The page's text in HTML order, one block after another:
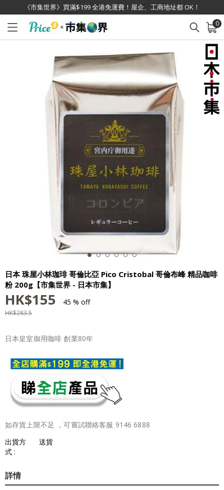
《市集世界》買滿$199 全港免運費！屋企、工商地址都 OK！
0
已加入購物車 查看
日本 珠屋小林珈琲 哥倫比亞 Pico Cristobal 哥倫布峰 精品咖啡
粉 200g【市集世界 - 日本市集】
HK$155 45 % off
HK$283.5
日本皇室御用咖啡 創業80年
如存貨上限不足 ，可嘗試聯絡客服 9146 6888
出貨方
式 :
送貨
詳情